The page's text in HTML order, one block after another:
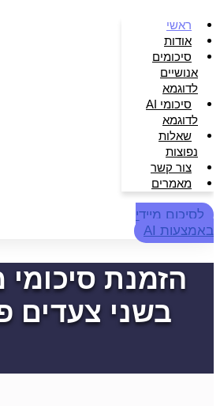
ראשי
אודות
סיכומים
אנושיים
לדוגמא
סיכומי AI
לדוגמא
שאלות
נפוצות
צור קשר
מאמרים
לסיכום מיידי
באמצעות AI
הזמנת
בשני צעדים